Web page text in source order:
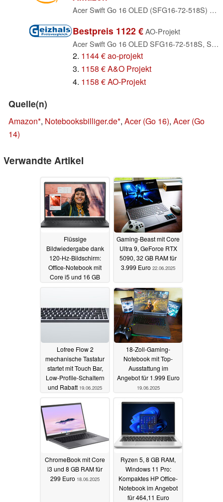
Acer Swift Go 16 OLED (SFG16-72-518S) Ultrabook/KI Laptop, 16" 3.2K OLED 120Hz Display, Intel Core Ultra 5 125U, 16 GB RAM, 512 GB SSD, Intel Grafik, Windows 11, QWERTZ Tastatur, grau
Bestpreis 1122 € AO-Projekt
Acer Swift Go 16 OLED SFG16-72-518S, Steel Gray, Core Ultra 5 125U, 16GB RAM, 512GB SSD, DE (NX.KWNEG.008)
2. 1144 € ao-projekt
3. 1158 € A&O Projekt
4. 1158 € AO-Projekt
Quelle(n)
Amazon , Notebooksbilliger.de , Acer (Go 16), Acer (Go
14)
Verwandte Artikel
Flüssige
Bildwiedergabe dank
120-Hz-Bildschirm:
Office-Notebook mit
Core i5 und 16 GB
Gaming-Beast mit Core
Ultra 9, GeForce RTX
5090, 32 GB RAM für
3.999 Euro 22.06.2025
Lofree Flow 2
mechanische Tastatur
startet mit Touch Bar,
Low-Profile-Schaltern
und Rabatt 19.06.2025
18-Zoll-Gaming-
Notebook mit Top-
Ausstattung im
Angebot für 1.999 Euro
19.06.2025
ChromeBook mit Core
i3 und 8 GB RAM für
299 Euro 18.06.2025
Ryzen 5, 8 GB RAM,
Windows 11 Pro:
Kompaktes HP Office-
Notebook im Angebot
für 464,11 Euro